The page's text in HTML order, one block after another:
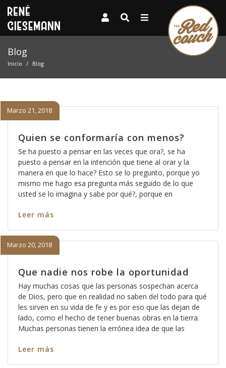
Blog
Inicio Blog
Quien se conformaría con menos?
Marzo 21, 2018
Se ha puesto a pensar en las veces que ora?, se ha
puesto a pensar en la intención que tiene al orar y la
manera en que lo hace? Esto se lo pregunto, porque yo
mismo me hago esa pregunta más seguido de lo que
usted se lo imagina y sabe por qué?, porque en
Leer más
Que nadie nos robe la oportunidad
Marzo 20, 2018
Hay muchas cosas que las personas sospechan acerca
de Dios, pero que en realidad no saben del todo para qué
les sirven en su vida de fe y es por eso que las dejan de
lado, como el hecho de tener buenas obras en la tierra.
Muchas personas tienen la errónea idea de que las
Leer más